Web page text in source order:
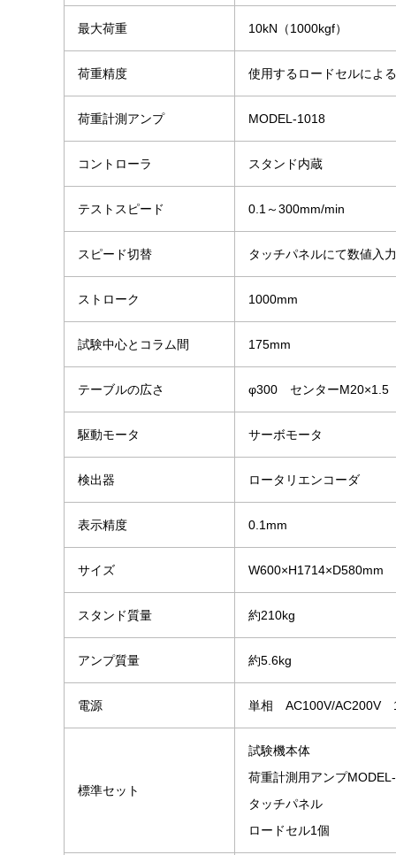
最大荷重 10kN（1000kgf）
荷重精度 使用するロードセルによる
荷重計測アンプ MODEL-1018
コントローラ スタンド内蔵
テストスピード 0.1～300mm/min
スピード切替 タッチパネルにて数値入力
ストローク 1000mm
試験中心とコラム間 175mm
テーブルの広さ φ300 センターM20×1.5
駆動モータ サーボモータ
検出器 ロータリエンコーダ
表示精度 0.1mm
サイズ W600×H1714×D580mm
スタンド質量 約210kg
アンプ質量 約5.6kg
電源 単相 AC100V/AC200V
標準セット
試験機本体
荷重計測用アンプ
タッチパネル
ロードセル1個